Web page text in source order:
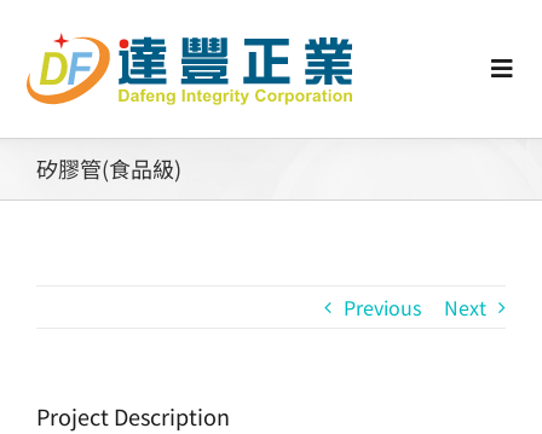
content
認識矽膠
消費性產品
矽膠管(食品級)
Previous Next
Project Description